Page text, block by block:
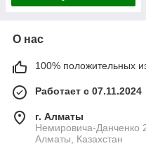
О нас
100% положительных
Работает с 07.11.2024
г. Алматы
Немировича-Данченко
Алматы, Казахстан